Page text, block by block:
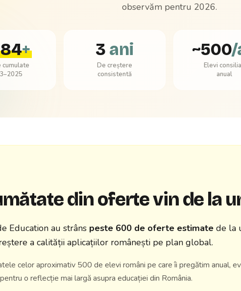
observăm pentru 2026.
+ 3 ani
De creștere
consistentă
~500/
Elevi
anual
din oferte vin de la
Education au strâns peste 600 de oferte estimate de la
a calității aplicațiilor românești pe plan global.
celor aproximativ 500 de elevi români pe care îi pregătim anual,
o reflecție mai largă asupra educației din România.